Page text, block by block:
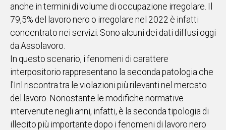
VIDEO
UNISCITI
WHATSAPP
anche in termini di volume di occupazione irregolare. Il
79,5% del lavoro nero o irregolare nel 2022 è infatti
concentrato nei servizi. Sono alcuni dei dati diffusi oggi
da Assolavoro.
In questo scenario, i fenomeni di carattere
interpositorio rappresentano la seconda patologia che
l'Inl riscontra tra le violazioni più rilevanti nel mercato
del lavoro. Nonostante le modifiche normative
intervenute negli anni, infatti, è la seconda tipologia di
illecito più importante dopo i fenomeni di lavoro nero